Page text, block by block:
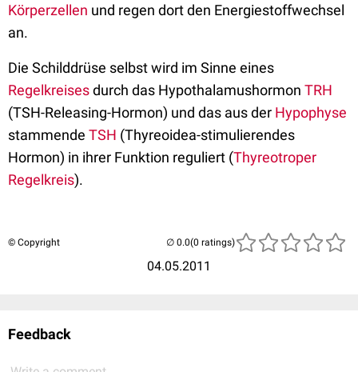
Körperzellen und regen dort den Energiestoffwechsel
an.
Die Schilddrüse selbst wird im Sinne eines
Regelkreisesdurch das Hypothalamushormon TRH
(TSH-Releasing-Hormon) und das aus der Hypophyse
stammende TSH (Thyreoidea-stimulierendes
Hormon) in ihrer Funktion reguliert (Thyreotroper
Regelkreis).
© Copyright
04.05.2011
(0 ratings)
Feedback